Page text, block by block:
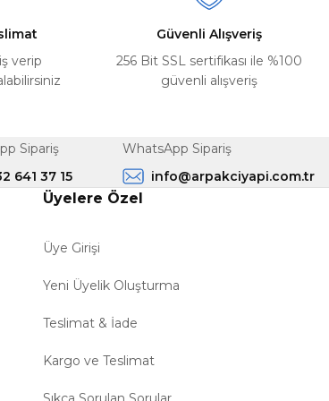
verip
Güvenli Alışveriş
256 Bit SSL sertifikası ile %100
güvenli alışveriş
Sipariş
641 37 15
WhatsApp Sipariş
info@arpakciyapi.com.tr
Üyelere Özel
Üye Girişi
Yeni Üyelik Oluşturma
Teslimat & İade
Kargo ve Teslimat